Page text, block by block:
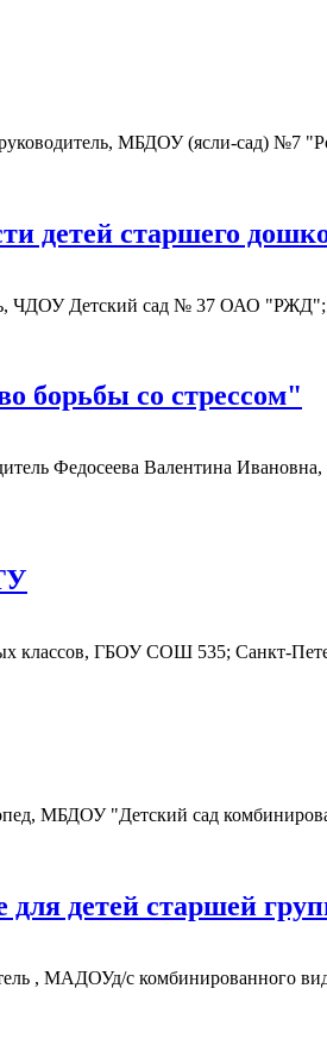
МБДОУ (ясли-сад) №7
детей старшего
ЧДОУ Детский сад № 37 ОАО
борьбы со стрессом"
Федосеева Валентина
классов, ГБОУ СОШ 535; Санкт-
МБДОУ "Детский сад
для детей старшей
, МАДОУд/с комбинированного